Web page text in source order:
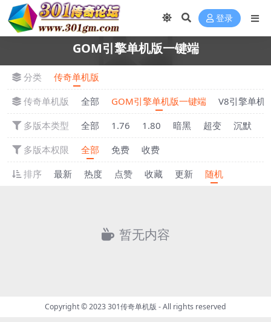
登录
GOM引擎单机版一键端
分类
传奇单机版
传奇单机版
全部 GOM引擎单机版一键端
V8引擎单机
多版本类型
全部 1.76 1.80 暗黑 超变 沉默
多版本权限
全部 免费
收费
排序
最新 热度 点赞 收藏 更新 随机
暂无内容
Copyright © 2023301传奇单机版 - All rights reserved